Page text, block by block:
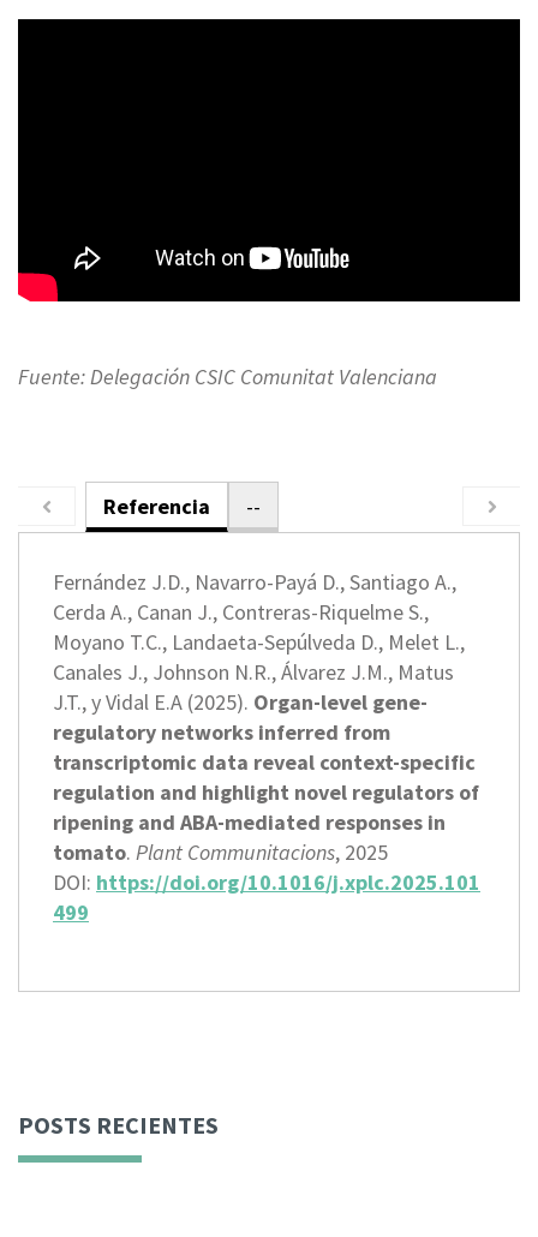
Fuente: Delegación CSIC Comunitat Valenciana
Referencia --
Fernández J.D., Navarro-Payá D., Santiago A.,
Cerda A., Canan J., Contreras-Riquelme S.,
Moyano T.C., Landaeta-Sepúlveda D., Melet L.,
Canales J., Johnson N.R., Álvarez J.M., Matus
J.T., y Vidal E.A (2025). Organ-level gene-
regulatory networks inferred from
transcriptomic data reveal context-specific
regulation and highlight novel regulators of
ripening and ABA-mediated responses in
tomato. Plant Communitacions, 2025
DOI: https://doi.org/10.1016/j.xplc.2025.101
499
POSTS RECIENTES